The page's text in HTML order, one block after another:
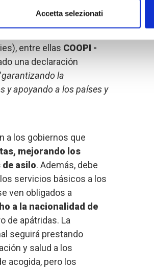
Accetta selezionati
Voluntarias,
entre ellas COOPI -
una declaración
garantizando la
y apoyando a los países y
a los gobiernos que
mejorando los
asilo. Además, debe
servicios básicos a los
ven obligados a
a la nacionalidad de
de apátridas. La
seguirá prestando
y salud a los
acogida, pero los